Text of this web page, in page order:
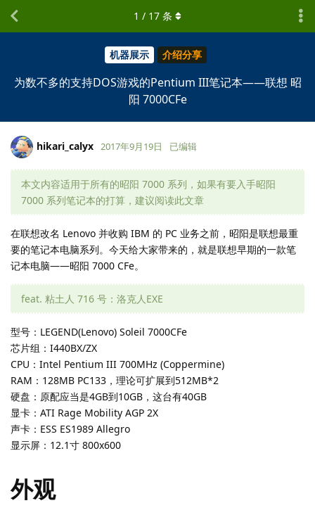
机器展示 介绍分享
为数不多的支持DOS游戏的Pentium III笔记本——联想 昭
阳 7000CFe
1 / 17 条
hikari_calyx 2017年9月19日 已编辑
本文内容适用于所有的昭阳 7000 系列，如果有要入手昭阳
7000 系列笔记本的打算，建议阅读此文章
在联想改名 Lenovo 并收购 IBM 的 PC 业务之前，昭阳是联想最重
要的笔记本电脑系列。今天给大家带来的，就是联想早期的一款笔
记本电脑——昭阳 7000 CFe。
feat. 粘土人 716 号：洛克人EXE
型号：LEGEND(Lenovo) Soleil 7000CFe
芯片组：I440BX/ZX
CPU：Intel Pentium III 700MHz (Coppermine)
RAM：128MB PC133，理论可扩展到512MB*2
硬盘：原配应当是4GB到10GB，这台有40GB
显卡：ATI Rage Mobility AGP 2X
声卡：ESS ES1989 Allegro
显示屏：12.1寸 800x600
外观